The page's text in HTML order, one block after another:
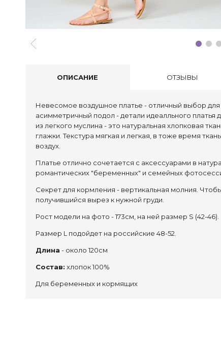
ОПИСАНИЕ ОТЗЫВЫ
Невесомое воздушное платье - отличный выбор
асимметричный подол - детали идеалльного
из легкого муслина - это натуральная хлопковая
глажки. Текстура мягкая и легкая, в тоже время
воздух.
Платье отлично сочетается с аксессуарами в
романтических "беременных" и семейных
Секрет для кормления - вертикальная молния.
получившийся вырез к нужной груди.
Рост модели на фото - 173см, на ней размер S (42-46).
Размер L подойдет на российские 48-52.
Длина - около 120см
Состав: хлопок 100%
Для беременных и кормящих